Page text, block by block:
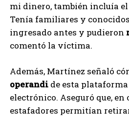
mi dinero, también incluía
Tenía familiares y
ingresado antes y pudieron
comentó la víctima.
Además, Martínez señaló
operandi de esta
electrónico. Aseguró que, en
estafadores permitían